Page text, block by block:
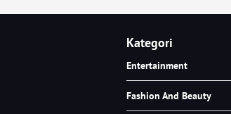
Kategori
Entertainment
Fashion And Beauty